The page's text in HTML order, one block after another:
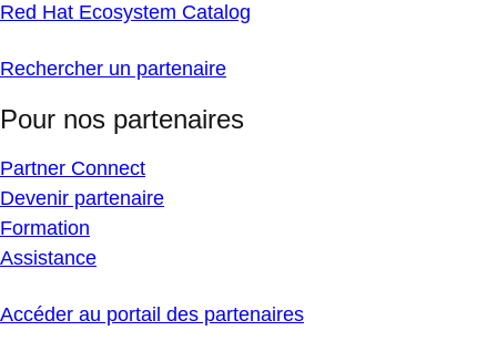
Red Hat Ecosystem Catalog
Rechercher un partenaire
Pour nos partenaires
Partner Connect
Devenir partenaire
Formation
Assistance
Accéder au portail des partenaires